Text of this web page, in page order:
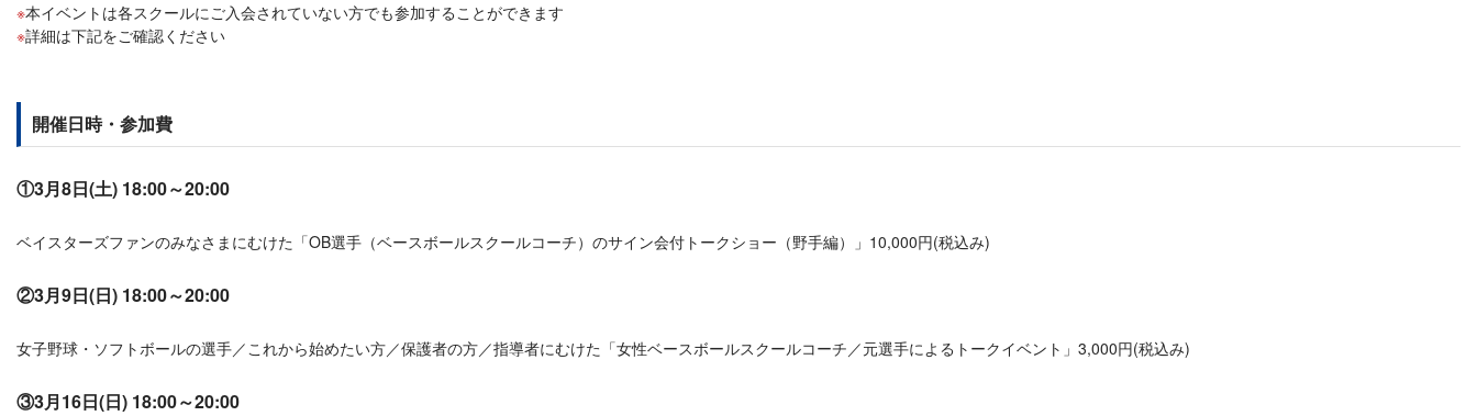
本イベントは各スクールにご入会されていない方でも参加することができます
詳細は下記をご確認ください
開催日時・参加費
①3月8日(土) 18:00～20:00
ベイスターズファンのみなさまにむけた「OB選手（ベースボールスクールコーチ）のサイン会付トークショー（野手編）」10,000円(税込み)
②3月9日(日) 18:00～20:00
女子野球・ソフトボールの選手／これから始めたい方／保護者の方／指導者にむけた「女性ベースボールスクールコーチ／元選手によるトークイベント」3,000円(税込み)
③3月16日(日) 18:00～20:00